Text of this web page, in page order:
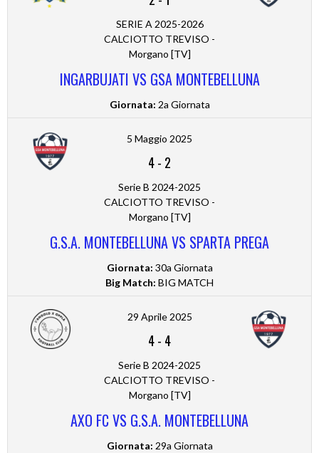
SERIE A 2025-2026
CALCIOTTO TREVISO -
Morgano [TV]
INGARBUJATI VS GSA MONTEBELLUNA
Giornata: 2a Giornata
5 Maggio 2025
4- 2
Serie B 2024-2025
CALCIOTTO TREVISO -
Morgano [TV]
G.S.A. MONTEBELLUNA VS SPARTA PREGA
Giornata: 30a Giornata
Big Match: BIG MATCH
29 Aprile 2025
4- 4
Serie B 2024-2025
CALCIOTTO TREVISO -
Morgano [TV]
AXO FC VS G.S.A. MONTEBELLUNA
Giornata: 29a Giornata